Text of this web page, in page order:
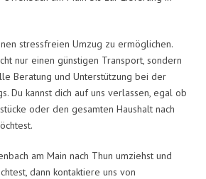
stressfreien Umzug zu ermöglichen.
nur einen günstigen Transport, sondern
Beratung und Unterstützung bei der
Du kannst dich auf uns verlassen, egal ob
oder den gesamten Haushalt nach
am Main nach Thun umziehst und
dann kontaktiere uns von